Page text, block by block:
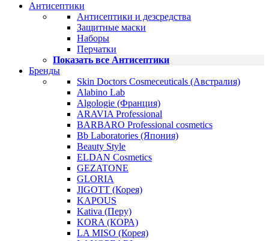
Антисептики
Антисептики и дезсредства
Защитные маски
Наборы
Перчатки
Показать все Антисептики
Бренды
Skin Doctors Cosmeceuticals (Австралия)
Alabino Lab
Algologie (Франция)
ARAVIA Professional
BARBARO Professional cosmetics
Bb Laboratories (Япония)
Beauty Style
ELDAN Cosmetics
GEZATONE
GLORIA
JIGOTT (Корея)
KAPOUS
Kativa (Перу)
KORA (КОРА)
LA MISO (Корея)